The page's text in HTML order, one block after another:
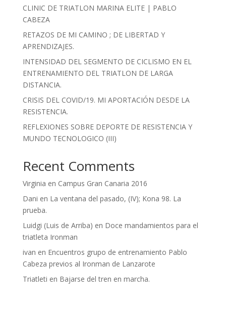
CLINIC DE TRIATLON MARINA ELITE | PABLO
CABEZA
RETAZOS DE MI CAMINO ; DE LIBERTAD Y
APRENDIZAJES.
INTENSIDAD DEL SEGMENTO DE CICLISMO EN EL
ENTRENAMIENTO DEL TRIATLON DE LARGA
DISTANCIA.
CRISIS DEL COVID/19. MI APORTACIÓN DESDE LA
RESISTENCIA.
REFLEXIONES SOBRE DEPORTE DE RESISTENCIA Y
MUNDO TECNOLOGICO (III)
Recent Comments
Virginia en Campus Gran Canaria 2016
Dani en La ventana del pasado, (IV); Kona 98. La
prueba.
Luidgi (Luis de Arriba) en Doce mandamientos para el
triatleta Ironman
ivan en Encuentros grupo de entrenamiento Pablo
Cabeza previos al Ironman de Lanzarote
Triatleti en Bajarse del tren en marcha.